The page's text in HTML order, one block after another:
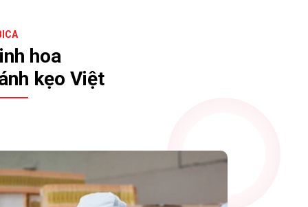
hoa
kẹo Việt